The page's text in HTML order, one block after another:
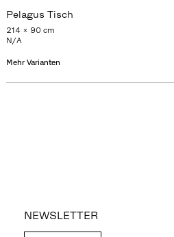
Pelagus Tisch
214 x 90 cm
N/A
Mehr Varianten
NEWSLETTER